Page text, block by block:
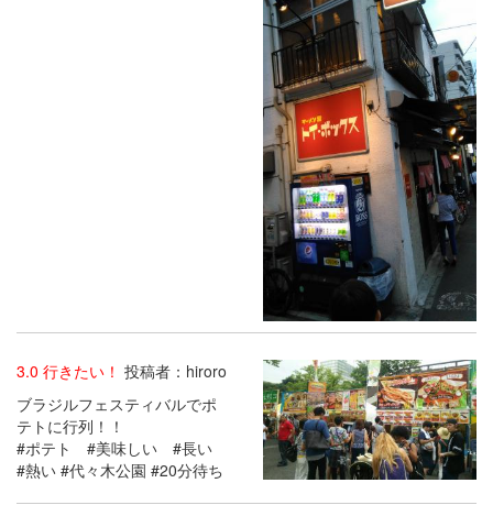
3.0 行きたい！ 投稿者：hiroro
ブラジルフェスティバルでポ
テトに行列！！
#ポテト #美味しい #長い
#熱い #代々木公園 #20分待ち